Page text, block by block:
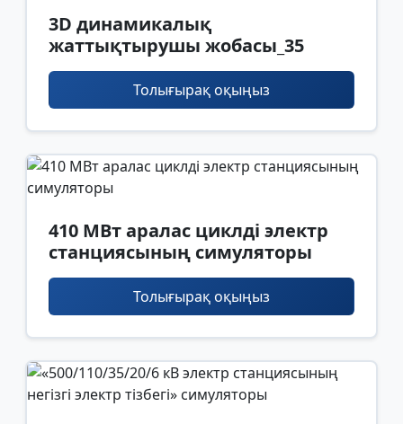
3D динамикалық
жаттықтырушы жобасы_35
Толығырақ оқыңыз
410 МВт аралас циклді электр
станциясының симуляторы
Толығырақ оқыңыз